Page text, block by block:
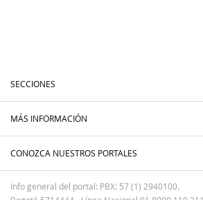
SECCIONES
MÁS INFORMACIÓN
CONOZCA NUESTROS PORTALES
Info general del portal: PBX: 57 (1) 2940100.